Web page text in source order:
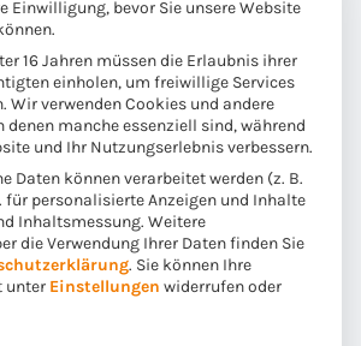
IT-Ressourcen in räumlicher und
Weiterlesen
das Inkasso/Exkasso
Benutzeroberfläche der
Einwilligung, bevor Sie unsere Website
16 Jahren müssen die Erlaubnis ihrer
einholen, um freiwillige Services
Wir verwenden Cookies und andere
denen manche essenziell sind, während
und Ihr Nutzungserlebnis verbessern.
Daten können verarbeitet werden (z. B.
für personalisierte Anzeigen und Inhalte
Inhaltsmessung. Weitere
die Verwendung Ihrer Daten finden Sie
. Sie können Ihre
unter Einstellungen widerrufen oder
der Service-Gruppen, für die eine